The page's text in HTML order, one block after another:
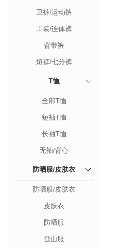
卫裤/运动裤
工装/连体裤
背带裤
短裤/七分裤
T恤
全部T恤
短袖T恤
长袖T恤
无袖/背心
防晒服/皮肤衣
防晒服/皮肤衣
皮肤衣
防晒服
登山服